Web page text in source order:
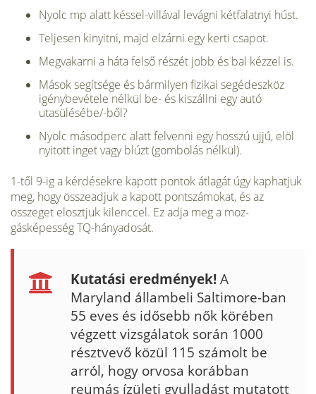
Nyolc mp alatt késsel-villával levágni kétfalatnyi húst.
Teljesen kinyitni, majd elzárni egy kerti csapot.
Megvakarni a háta felső részét jobb és bal kézzel is.
Mások segítsége és bármilyen fizikai segédeszköz
igény­bevétele nélkül be- és kiszállni egy autó
utasülésébe/-ből?
Nyolc másodperc alatt felvenni egy hosszú ujjú, elöl
nyitott inget vagy blúzt (gombolás nélkül).
1-től 9-ig a kérdésekre kapott pontok átlagát úgy kap­hatjuk
meg, hogy összeadjuk a kapott pontszámokat, és az
összeget elosztjuk kilenccel. Ez adja meg a moz­
gásképesség TQ-hányadosát.
Kutatási eredmények!A
Maryland állambeli Saltimore-ban
55 eves és idősebb nők körében
végzett vizsgálatok során 1000
résztvevő közül 115 számolt be
arról, hogy orvosa korábban
reumás ízületi gyulladást muta­tott